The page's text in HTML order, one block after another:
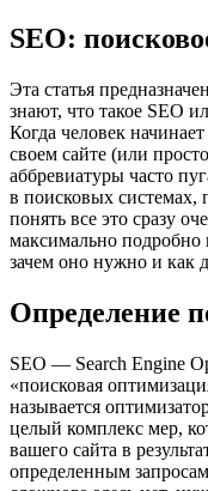
SEO:
Эта статья
знают, что такое SEO
Когда человек
своем сайте (или
аббревиатуры часто
в поисковых системах,
понять все это сразу
максимально подробно
зачем оно нужно и как
Определение
SEO — Search Engine
«поисковая
называется
целый комплекс мер,
вашего сайта в
определенным